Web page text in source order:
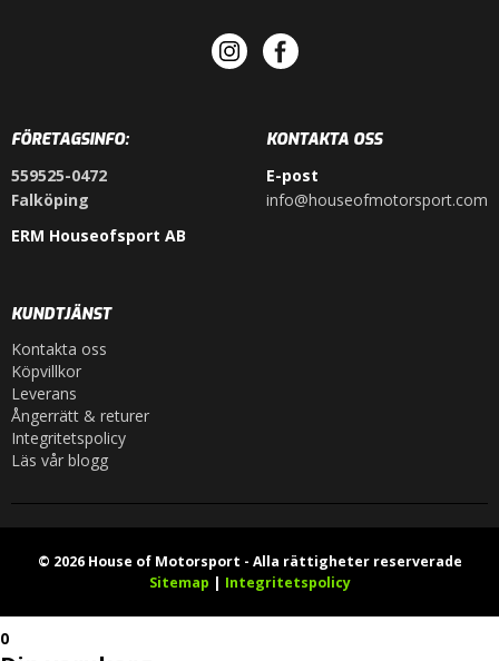
FÖRETAGSINFO:
559525-0472
Falköping
ERM Houseofsport AB
KONTAKTA OSS
E-post
info@houseofmotorsport.com
KUNDTJÄNST
Kontakta oss
Köpvillkor
Leverans
Ångerrätt & returer
Integritetspolicy
Läs vår blogg
© 2026 House of Motorsport - Alla rättigheter reserverade
Sitemap | Integritetspolicy
0